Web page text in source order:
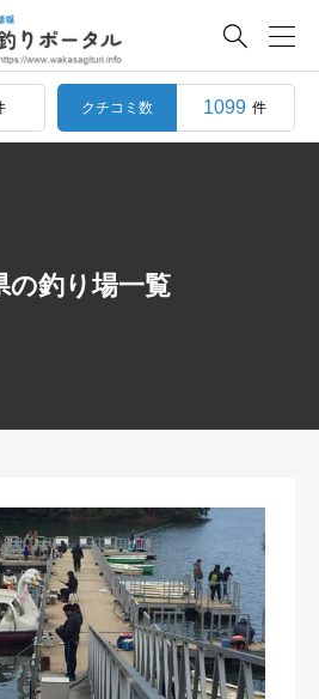

クチコミ数 1099 件
の釣り場一覧